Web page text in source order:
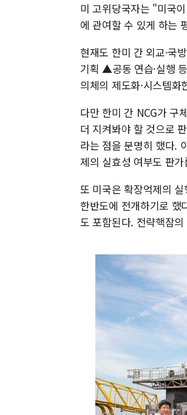
미 고위당국자는 "미국
에 관여할 수 있게 하는
현재도 한미 간 외교·
기획 ▲공동 연습·실행
의체의 제도화·시스템화
다만 한미 간 NCG가 구
더 지켜봐야 할 것으로
라는 점을 분명히 했다.
제의 실효성 여부도 판
또 미국은 확장억제의
한반도에 전개하기로 했
도 포함된다. 전략핵잠